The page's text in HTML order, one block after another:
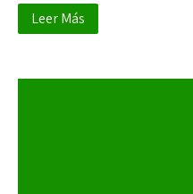
Leer Más